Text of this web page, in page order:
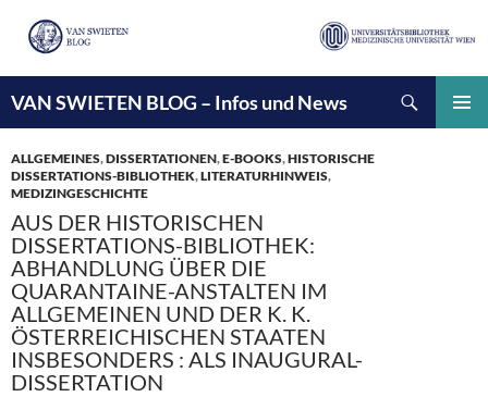
VAN SWIETEN BLOG – Infos und News
INHALT
SPRINGEN
ALLGEMEINES,DISSERTATIONEN,E-BOOKS,HISTORISCHE
DISSERTATIONS-BIBLIOTHEK,LITERATURHINWEIS,
MEDIZINGESCHICHTE
AUS DER HISTORISCHEN
DISSERTATIONS-BIBLIOTHEK:
ABHANDLUNG ÜBER DIE
QUARANTAINE-ANSTALTEN IM
ALLGEMEINEN UND DER K. K.
ÖSTERREICHISCHEN STAATEN
INSBESONDERS : ALS INAUGURAL-
DISSERTATION